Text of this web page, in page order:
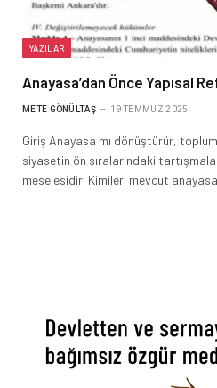
YAZILAR
Anayasa’dan Önce Yapısal
METE GÖNÜLTAŞ 19 TEMMUZ 2025
Giriş Anayasa mı dönüştürür, toplum
siyasetin ön sıralarındaki
meselesidir. Kimileri mevcut